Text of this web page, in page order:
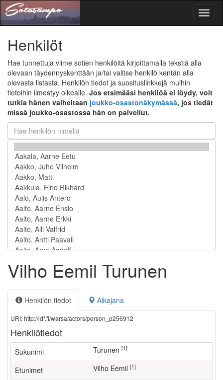
Henkilöt
Hae tunnettuja viime sotien henkilöitä kirjoittamalla tekstiä alla
olevaan täydennyskenttään ja/tai valitse henkilö kentän alla
olevasta listasta. Henkilön tiedot ja suosituslinkkejä muihin
tietoihin ilmestyy oikealle. Jos etsimääsi henkilöä ei löydy, voit
tutkia hänen vaiheitaan joukko-osastonäkymässä, jos tiedät
missä joukko-osastossa hän on palvellut.
Vilho Eemil Turunen
Henkilön tiedot Aikajana
URI: http://ldf.fi/warsa/actors/person_p256912
Henkilötiedot
Sukunimi Turunen [1]
Etunimet Vilho Eemil [1]